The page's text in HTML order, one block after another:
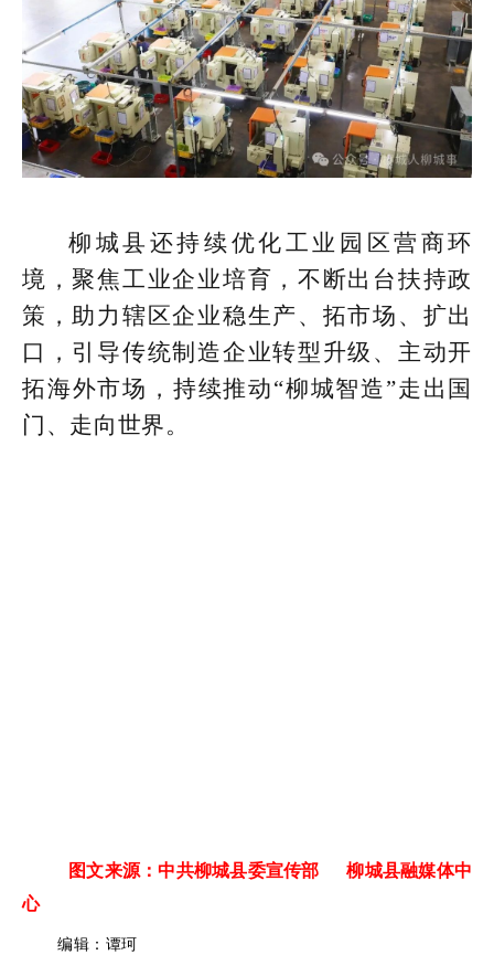
柳城县还持续优化工业园区营商环
境，聚焦工业企业培育，不断出台扶持政
策，助力辖区企业稳生产、拓市场、扩出
口，引导传统制造企业转型升级、主动开
拓海外市场，持续推动“柳城智造”走出国
门、走向世界。
图文来源：中共柳城县委宣传部 柳城县融媒体中
心
编辑：谭珂